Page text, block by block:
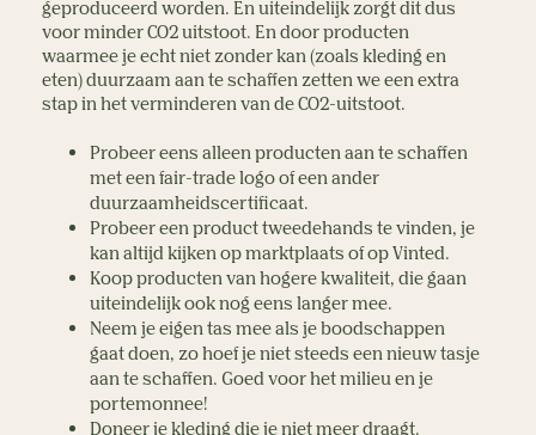
geproduceerd worden. En uiteindelijk zorgt dit dus
voor minder CO2 uitstoot. En door producten
waarmee je echt niet zonder kan (zoals kleding en
eten) duurzaam aan te schaffen zetten we een extra
stap in het verminderen van de CO2-uitstoot.
Probeer eens alleen producten aan te schaffen
met een fair-trade logo of een ander
duurzaamheidscertificaat.
Probeer een product tweedehands te vinden, je
kan altijd kijken op marktplaats of op Vinted.
Koop producten van hogere kwaliteit, die gaan
uiteindelijk ook nog eens langer mee.
Neem je eigen tas mee als je boodschappen
gaat doen, zo hoef je niet steeds een nieuw tasje
aan te schaffen. Goed voor het milieu en je
portemonnee!
Doneer je kleding die je niet meer draagt.